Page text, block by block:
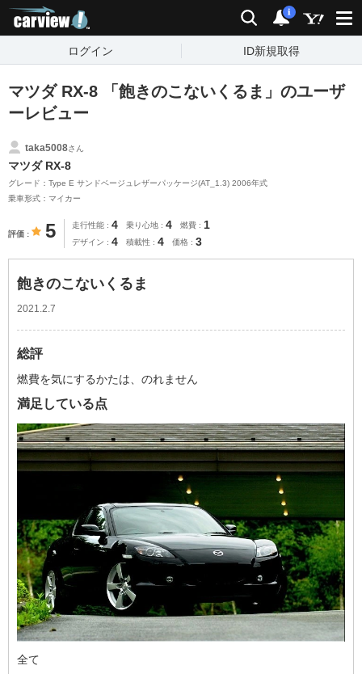
検索 通知
i
ログイン ID新規取得
マツダ RX-8 「飽きのこないくるま」のユーザ
ーレビュー
taka5008さん
マツダ RX-8
グレード：Type E サンドベージュレザーパッケージ(AT_1.3) 2006年式
乗車形式：マイカー
評価 5 走行性能 4 乗り心地 4 燃費 1
デザイン 4 積載性 4 価格 3
飽きのこないくるま
2021.2.7
総評
燃費を気にするかたは、のれません
満足している点
全て